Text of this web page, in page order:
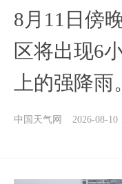
8月11日傍
区将出现6
上的强降雨。
中国天气网 2026-08-10